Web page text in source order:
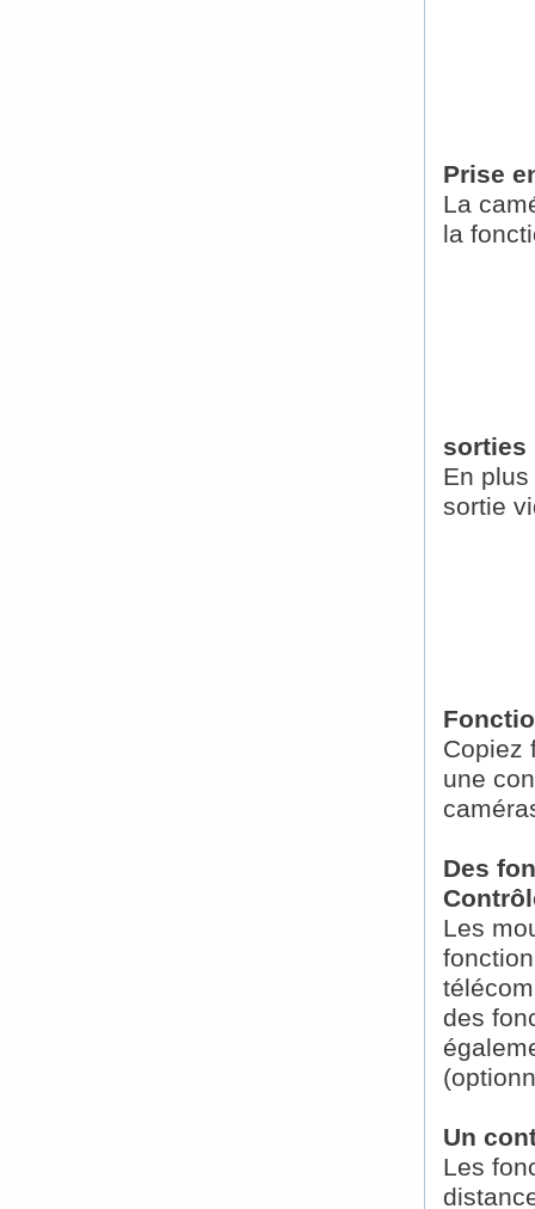
Prise
La
la
sorties
En
sortie
Copiez
une
Des
Les
des
Un
Les